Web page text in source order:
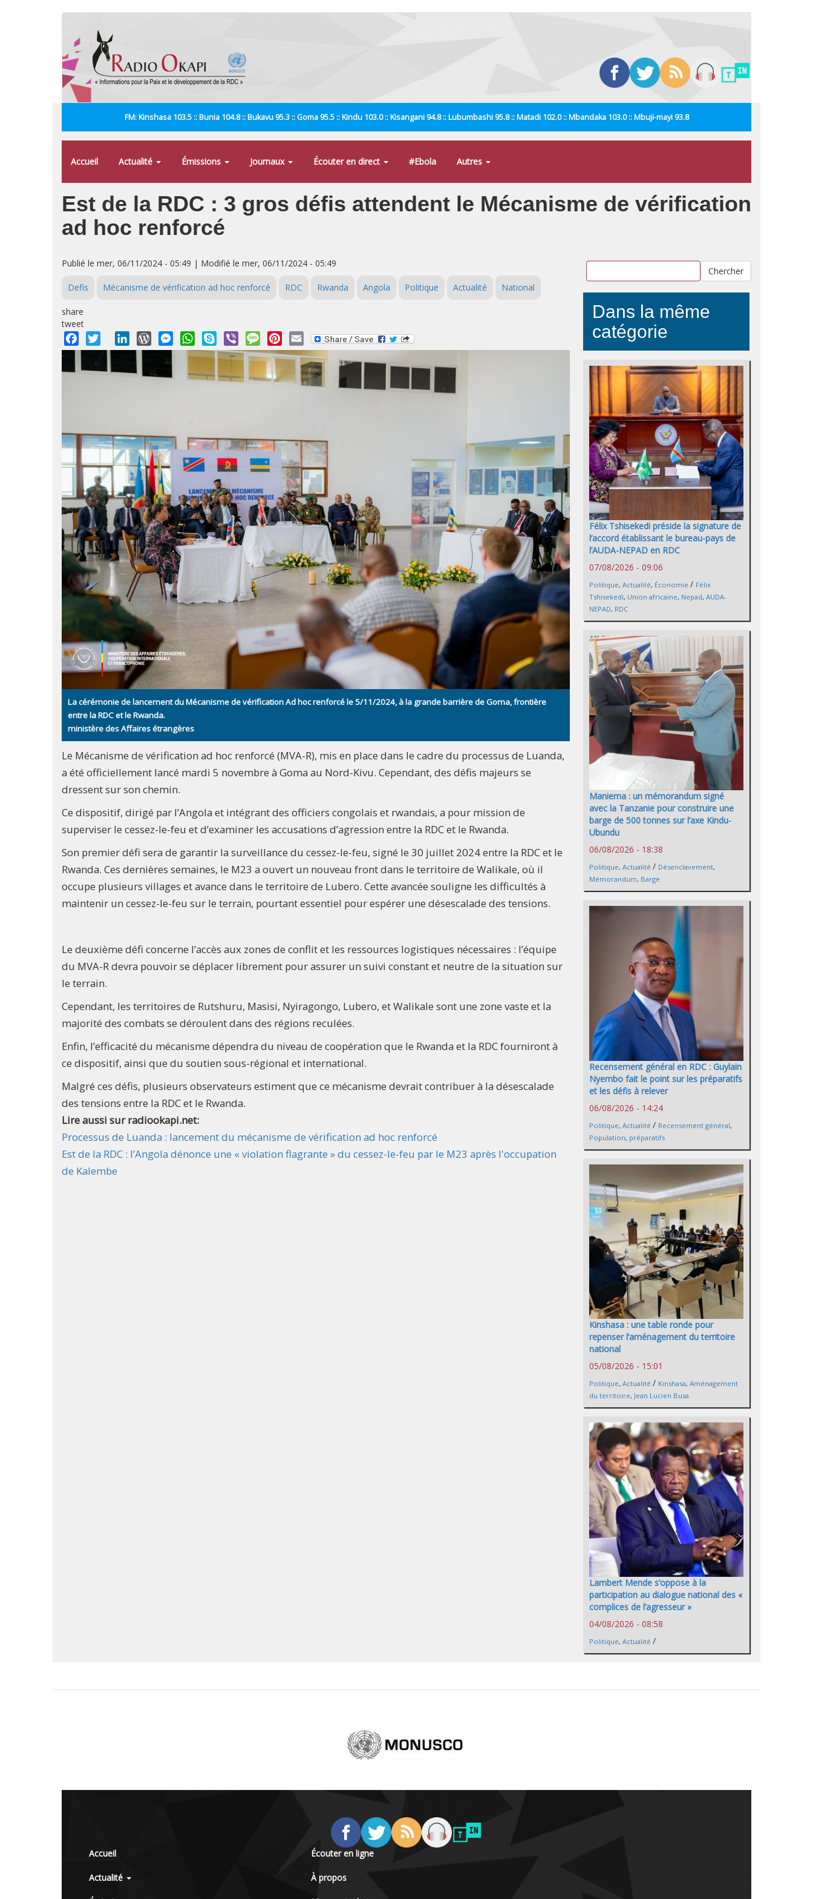
FM: Kinshasa 103.5 :: Bunia 104.8 :: Bukavu 95.3 :: Goma 95.5 :: Kindu 103.0 :: Kisangani 94.8 :: Lubumbashi 95.8 :: Matadi 102.0 :: Mbandaka 103.0 :: Mbuji-mayi 93.8
Accueil Actualité Émissions Journaux Écouter en direct #Ebola Autres
Est de la RDC : 3 gros défis attendent le Mécanisme de vérification
ad hoc renforcé
Publié le mer, 06/11/2024 - 05:49 | Modifié le mer, 06/11/2024 - 05:49
Defis Mécanisme de vérification ad hoc renforcé RDC Rwanda Angola Politique Actualité National
share
tweet
Facebook
Twitter LinkedInWordPressMessengerWhatsApp
Skype Viber MessagePinterest
Email
La cérémonie de lancement du Mécanisme de vérification Ad hoc renforcé le 5/11/2024, à la grande barrière de Goma, frontière
entre la RDC et le Rwanda.
ministère des Affaires étrangères
Le Mécanisme de vérification ad hoc renforcé (MVA-R), mis en place dans le cadre du processus de Luanda,
a été officiellement lancé mardi 5 novembre à Goma au Nord-Kivu. Cependant, des défis majeurs se
dressent sur son chemin.
Ce dispositif, dirigé par l’Angola et intégrant des officiers congolais et rwandais, a pour mission de
superviser le cessez-le-feu et d’examiner les accusations d’agression entre la RDC et le Rwanda.
Son premier défi sera de garantir la surveillance du cessez-le-feu, signé le 30 juillet 2024 entre la RDC et le
Rwanda. Ces dernières semaines, le M23 a ouvert un nouveau front dans le territoire de Walikale, où il
occupe plusieurs villages et avance dans le territoire de Lubero. Cette avancée souligne les difficultés à
maintenir un cessez-le-feu sur le terrain, pourtant essentiel pour espérer une désescalade des tensions.
Le deuxième défi concerne l’accès aux zones de conflit et les ressources logistiques nécessaires : l’équipe
du MVA-R devra pouvoir se déplacer librement pour assurer un suivi constant et neutre de la situation sur
le terrain.
Cependant, les territoires de Rutshuru, Masisi, Nyiragongo, Lubero, et Walikale sont une zone vaste et la
majorité des combats se déroulent dans des régions reculées.
Enfin, l’efficacité du mécanisme dépendra du niveau de coopération que le Rwanda et la RDC fourniront à
ce dispositif, ainsi que du soutien sous-régional et international.
Malgré ces défis, plusieurs observateurs estiment que ce mécanisme devrait contribuer à la désescalade
des tensions entre la RDC et le Rwanda.
Lire aussi sur radiookapi.net:
Processus de Luanda : lancement du mécanisme de vérification ad hoc renforcé
Est de la RDC : l’Angola dénonce une « violation flagrante » du cessez-le-feu par le M23 après l'occupation
de Kalembe
Chercher
Dans la même
catégorie
Félix Tshisekedi préside la signature de
l’accord établissant le bureau-pays de
l’AUDA-NEPAD en RDC
07/08/2026 - 09:06
Politique, Actualité, Économie / Félix
Tshisekedi, Union africaine, Nepad, AUDA-
NEPAD, RDC
Maniema : un mémorandum signé
avec la Tanzanie pour construire une
barge de 500 tonnes sur l’axe Kindu-
Ubundu
06/08/2026 - 18:38
Politique, Actualité / Désenclavement,
Mémorandum, Barge
Recensement général en RDC : Guylain
Nyembo fait le point sur les préparatifs
et les défis à relever
06/08/2026 - 14:24
Politique, Actualité / Recensement général,
Population, préparatifs
Kinshasa : une table ronde pour
repenser l’aménagement du territoire
national
05/08/2026 - 15:01
Politique, Actualité / Kinshasa, Aménagement
du territoire, Jean Lucien Busa
Lambert Mende s’oppose à la
participation au dialogue national des «
complices de l’agresseur »
04/08/2026 - 08:58
Politique, Actualité /
Accueil
Actualité
Écouter en ligne
À propos